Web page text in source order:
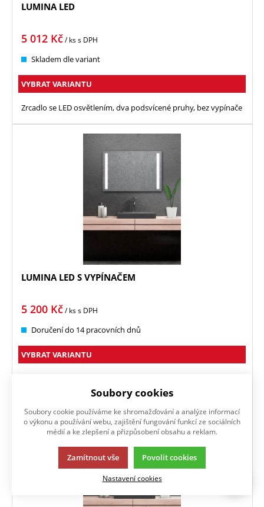
LUMINA LED
5 012 Kč/ kss DPH
Skladem dle variant
VYBRAT VARIANTU
Zrcadlo se LED osvětlením, dva podsvícené pruhy, bez vypínače
LUMINA LED S VYPÍNAČEM
5 200 Kč/ kss DPH
Doručení do 14 pracovních dnů
VYBRAT VARIANTU
mechanickým vypínačem
Oblíbené
Soubory cookies
Soubory cookie používáme ke shromažďování a analýze informací
o výkonu a používání webu, zajištění fungování funkcí ze sociálních
médií a ke zlepšení a přizpůsobení obsahu a reklam.
Zamítnout vše Povolit cookies
Nastavení cookies